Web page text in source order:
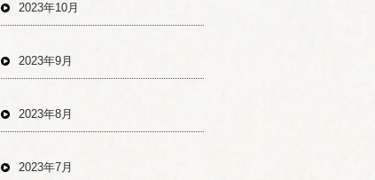
2023年10月
2023年9月
2023年8月
2023年7月